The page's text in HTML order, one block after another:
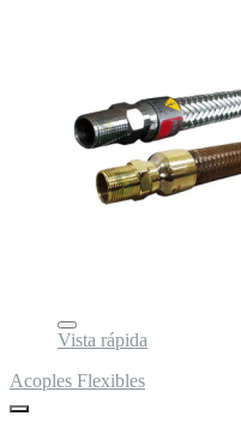
Vista rápida
Acoples Flexibles